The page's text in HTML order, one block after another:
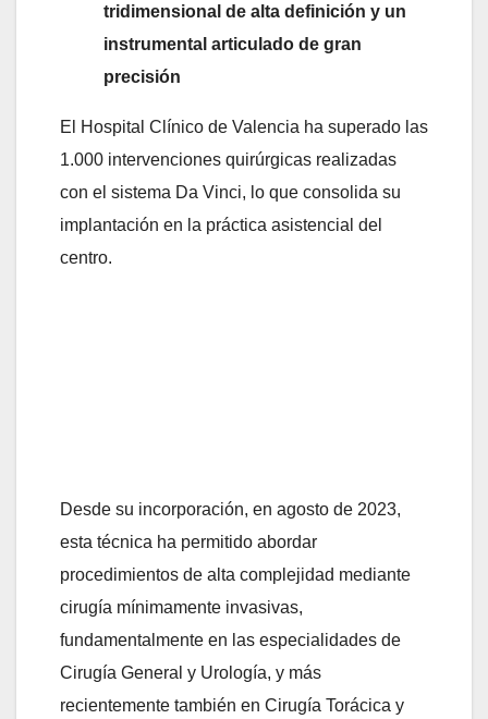
tridimensional de alta definición y un
instrumental articulado de gran
precisión
El Hospital Clínico de Valencia ha superado las
1.000 intervenciones quirúrgicas realizadas
con el sistema Da Vinci, lo que consolida su
implantación en la práctica asistencial del
centro.
Desde su incorporación, en agosto de 2023,
esta técnica ha permitido abordar
procedimientos de alta complejidad mediante
cirugía mínimamente invasivas,
fundamentalmente en las especialidades de
Cirugía General y Urología, y más
recientemente también en Cirugía Torácica y